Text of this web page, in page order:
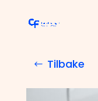
Tilbake